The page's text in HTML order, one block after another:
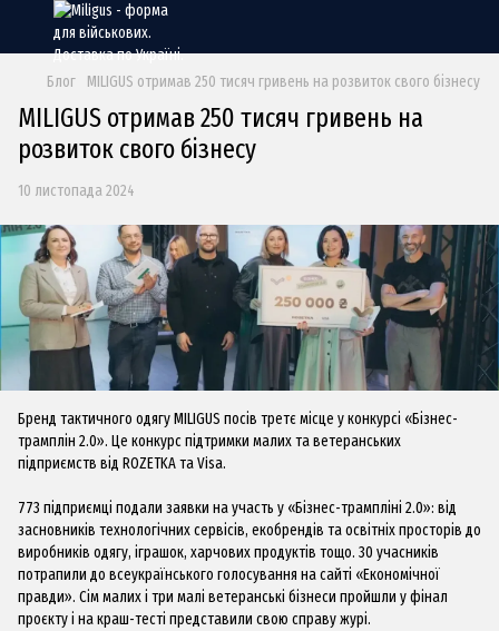
Блог MILIGUS отримав 250 тисяч гривень на розвиток свого бізнесу
MILIGUS отримав 250 тисяч гривень на
розвиток свого бізнесу
10 листопада 2024
Бренд тактичного одягу MILIGUS посів третє місце у конкурсі «Бізнес-
трамплін 2.0». Це конкурс підтримки малих та ветеранських
підприємств від ROZETKA та Visa.
773 підприємці подали заявки на участь у «Бізнес-трампліні 2.0»: від
засновників технологічних сервісів, екобрендів та освітніх просторів до
виробників одягу, іграшок, харчових продуктів тощо. 30 учасників
потрапили до всеукраїнського голосування на сайті «Економічної
правди». Сім малих і три малі ветеранські бізнеси пройшли у фінал
проєкту і на краш-тесті представили свою справу журі.